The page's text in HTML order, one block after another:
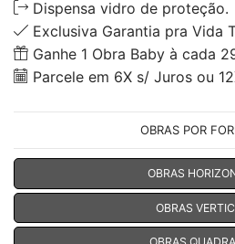
Dispensa vidro de proteção.
Exclusiva Garantia pra Vida
Ganhe 1 Obra Baby à cada
Parcele em 6X s/ Juros ou
OBRAS POR
OBRAS
OBRAS